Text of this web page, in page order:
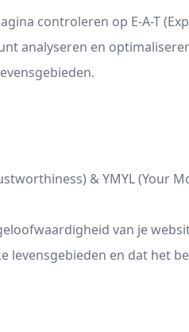
controleren op E-A-T
analyseren en
& YMYL (Your
van je
levensgebieden en dat het